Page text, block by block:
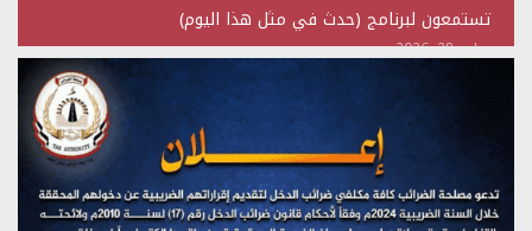
تستمعون لبرنامج (حدث في مثل هذا اليوم)
يوليو 28, 2026
(نحن لا نهزم) بث مباشر
تستمعون لبرنامج (هندسة الوهم)
يوليو 28, 2026